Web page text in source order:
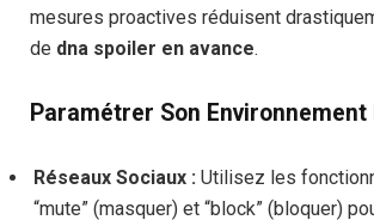
mesures proactives réduisent
de dna spoiler en avance.
Paramétrer Son Environnement
Réseaux Sociaux : Utilisez les
“mute” (masquer) et “block” (bloquer)